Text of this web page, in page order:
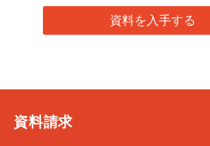
資料を入手する
資料請求